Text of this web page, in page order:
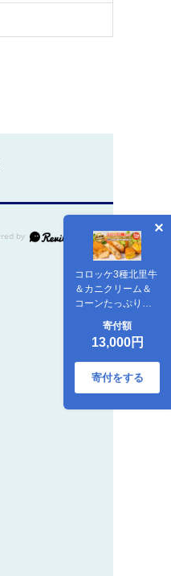
コロッケ3種北里牛
＆カニクリーム＆
コーンたっぷり
縄・離島への配送
不可
寄付額
13,000円
寄付をする